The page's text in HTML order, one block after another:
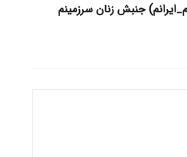
جنبش زنان سرزمینم